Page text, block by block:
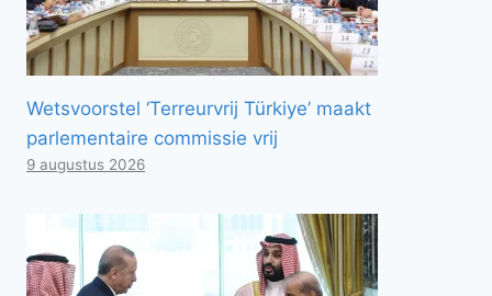
Wetsvoorstel ‘Terreurvrij Türkiye’ maakt
parlementaire commissie vrij
9 augustus 2026